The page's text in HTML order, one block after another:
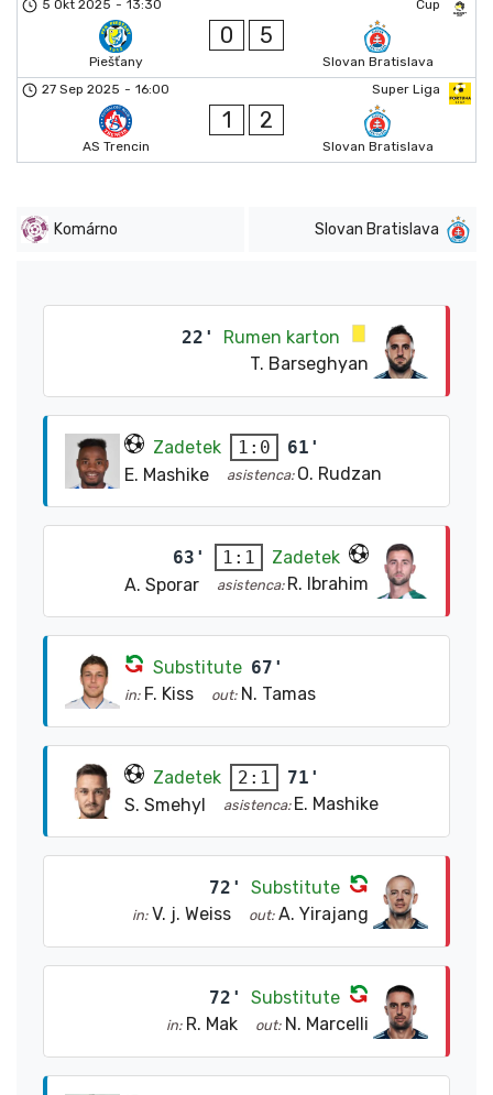
Cup
5 Okt 2025 - 13:30
Piešťany
0 5
Slovan Bratislava
Super Liga
27 Sep 2025 - 16:00
AS Trencin
1 2
Slovan Bratislava
Komárno Slovan Bratislava
22'
Rumen karton
T. Barseghyan
Zadetek 1:0
61'
E. Mashike
asistenca: O. Rudzan
63' 1:1
Zadetek
A. Sporar
asistenca: R. Ibrahim
Substitute 67'
in: F. Kiss out: N. Tamas
Zadetek 2:1
71'
S. Smehyl
asistenca: E. Mashike
72' Substitute
in: V. j. Weiss out: A. Yirajang
72' Substitute
in: R. Mak out: N. Marcelli